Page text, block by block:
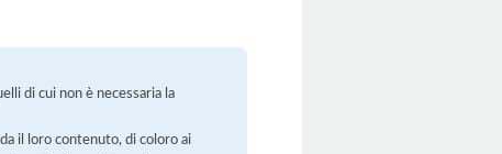
di cui non è necessaria la
il loro contenuto, di coloro ai